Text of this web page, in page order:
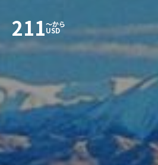
211〜から
USD